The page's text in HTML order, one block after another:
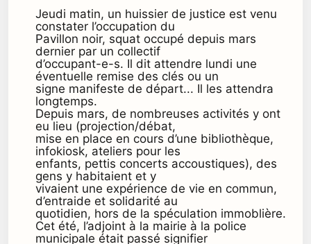
Jeudi matin, un huissier de justice est venu
constater l’occupation du
Pavillon noir, squat occupé depuis mars
dernier par un collectif
d’occupant-e-s. Il dit attendre lundi une
éventuelle remise des clés ou un
signe manifeste de départ... Il les attendra
longtemps.
Depuis mars, de nombreuses activités y ont
eu lieu (projection/débat,
mise en place en cours d’une bibliothèque,
infokiosk, ateliers pour les
enfants, pettis concerts accoustiques), des
gens y habitaient et y
vivaient une expérience de vie en commun,
d’entraide et solidarité au
quotidien, hors de la spéculation immoblière.
Cet été, l’adjoint à la mairie à la police
municipale était passé signifier